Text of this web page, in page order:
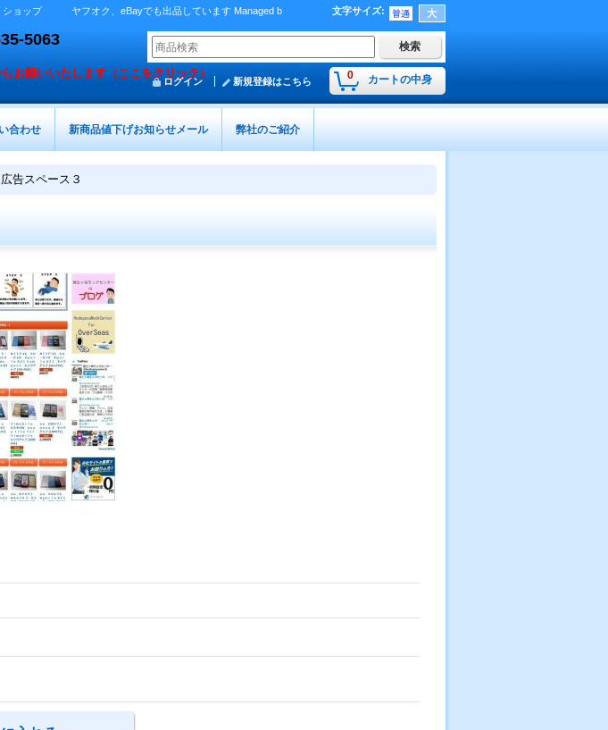
トショップ ヤフオク、eBayでも出品しています Managed b
文字サイズ:
5063
お願いいたします（ここをクリック） 0 カートの中身
ログイン 新規登録はこちら
合わせ 新商品値下げお知らせメール 弊社のご紹介
告スペース３